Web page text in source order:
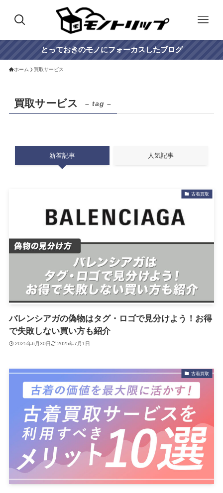
とっておきのモノにフォーカスしたブログ
ホーム 買取サービス
買取サービス – tag –
新着記事 人気記事
古着買取
バレンシアガの偽物はタグ・ロゴで見分けよう！お得
で失敗しない買い方も紹介
2025年6月30日 2025年7月1日
古着買取